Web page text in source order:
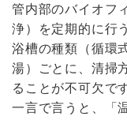
管内部のバイオフ
浄）を定期的に行
浴槽の種類（循環
湯）ごとに、清掃
ることが不可欠で
一言で言うと、「